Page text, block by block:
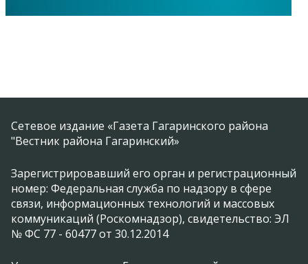
Сетевое издание «Газета Гагаринского района
"Вестник района Гагаринский»
Зарегистрировавший его орган и регистрационный
номер: Федеральная служба по надзору в сфере
связи, информационных технологий и массовых
коммуникаций (Роскомнадзор), свидетельство: ЭЛ
№ ФС 77 - 60477 от 30.12.2014